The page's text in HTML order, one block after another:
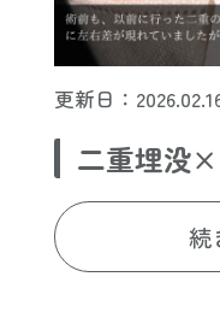
更新日：
二重埋没
続